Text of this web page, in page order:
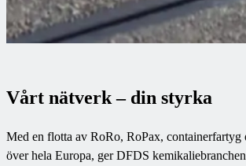
Vårt nätverk – din styrka
Med en flotta av RoRo, RoPax, containerfartyg
över hela Europa, ger DFDS